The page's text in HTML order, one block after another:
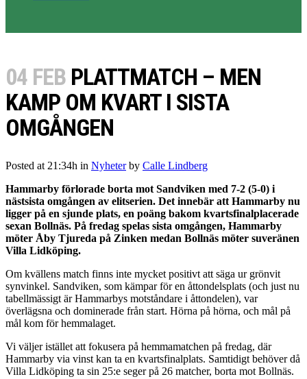
04 FEB PLATTMATCH – MEN
KAMP OM KVART I SISTA
OMGÅNGEN
Posted at 21:34h in Nyheter by Calle Lindberg
Hammarby förlorade borta mot Sandviken med 7-2 (5-0) i
nästsista omgången av elitserien. Det innebär att Hammarby nu
ligger på en sjunde plats, en poäng bakom kvartsfinalplacerade
sexan Bollnäs. På fredag spelas sista omgången, Hammarby
möter Åby Tjureda på Zinken medan Bollnäs möter suveränen
Villa Lidköping.
Om kvällens match finns inte mycket positivt att säga ur grönvit
synvinkel. Sandviken, som kämpar för en åttondelsplats (och just nu
tabellmässigt är Hammarbys motståndare i åttondelen), var
överlägsna och dominerade från start. Hörna på hörna, och mål på
mål kom för hemmalaget.
Vi väljer istället att fokusera på hemmamatchen på fredag, där
Hammarby via vinst kan ta en kvartsfinalplats. Samtidigt behöver då
Villa Lidköping ta sin 25:e seger på 26 matcher, borta mot Bollnäs.